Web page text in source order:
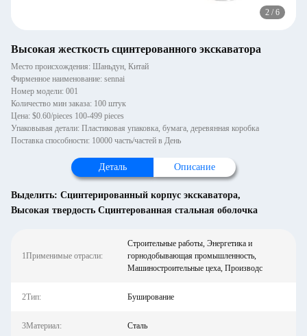
2 / 6
Высокая жесткость сцинтерованного экскаватора
Место происхождения: Шаньдун, Китай
Фирменное наименование: sennai
Номер модели: 001
Количество мин заказа: 100 штук
Цена: $0.60/pieces 100-499 pieces
Упаковывая детали: Пластиковая упаковка, бумага, деревянная коробка
Поставка способности: 10000 часть/частей в День
Деталь Описание
Выделить: Сцинтерированный корпус экскаватора,
Высокая твердость Сцинтерованная стальная оболочка
1Применимые отрасли:
Строительные работы, Энергетика и
горнодобывающая промышленность,
Машиностроительные цеха, Производс
2Тип: Буширование
3Материал: Сталь